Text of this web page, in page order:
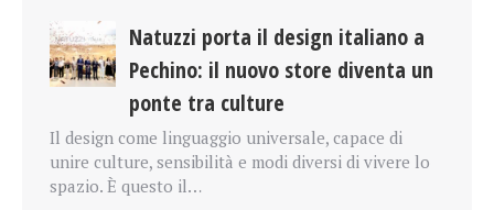
Natuzzi porta il design italiano a
Pechino: il nuovo store diventa un
ponte tra culture
Il design come linguaggio universale, capace di
unire culture, sensibilità e modi diversi di vivere lo
spazio. È questo il…